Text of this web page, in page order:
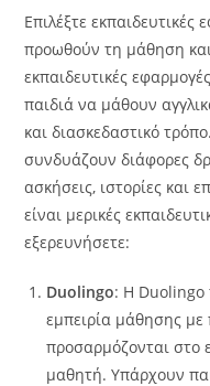
Επιλέξτε εκπαιδευτικές
προωθούν τη μάθηση
εκπαιδευτικές
παιδιά να μάθουν
και διασκεδαστικό
συνδυάζουν διάφορες
ασκήσεις, ιστορίες και
είναι μερικές
εξερευνήσετε:
Duolingo: Η Duolingo
εμπειρία μάθησης με
προσαρμόζονται στο
μαθητή. Υπάρχουν